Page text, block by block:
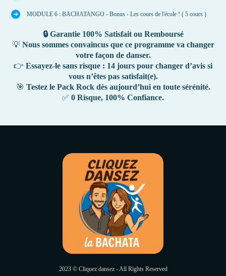
MODULE 6 : BACHATANGO - Bonus - Les cours de l'école ! ( 5 cours )
🔒 Garantie 100% Satisfait ou Remboursé
💡 Nous sommes convaincus que ce programme va changer
votre façon de danser.
👉 Essayez-le sans risque : 14 jours pour changer d’avis si
vous n’êtes pas satisfait(e).
🎯 Testez le Pack Rock dès aujourd’hui en toute sérénité.
✅ 0 Risque, 100% Confiance.
2023 © Cliquez dansez - All Rights Reserved